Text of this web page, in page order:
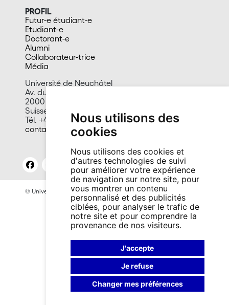
Nous utilisons des
cookies
Nous utilisons des cookies et
d'autres technologies de suivi
pour améliorer votre expérience
de navigation sur notre site, pour
vous montrer un contenu
personnalisé et des publicités
ciblées, pour analyser le trafic de
notre site et pour comprendre la
provenance de nos visiteurs.
J'accepte
Je refuse
Changer mes préférences
PROFIL
Futur-e étudiant-e
Etudiant-e
Doctorant-e
Alumni
Collaborateur-trice
Média
Université de Neuchâtel
Av. du 1er-Mars 26
2000 Neuchâtel
Suisse
Tél. +41 32 718 10 00
contact@unine.ch
© Université de Neuchâtel 2026
Mentions légales
Contact site: Bureau presse et promotion